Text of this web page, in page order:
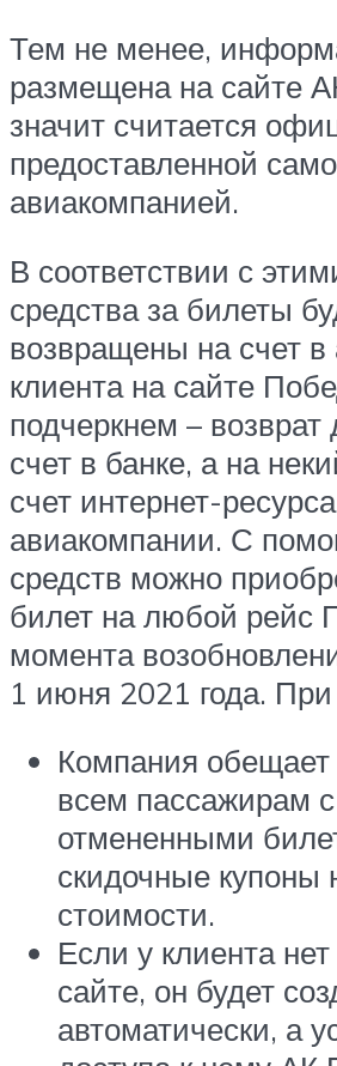
Тем не менее,
размещена на сайте
значит считается
предоставленной
авиакомпанией.
В соответствии с
средства за билеты
возвращены на счет в
клиента на сайте
подчеркнем – возврат
счет в банке, а на
счет интернет-ресурса
авиакомпании. С
средств можно
билет на любой рейс
момента
1 июня 2021 года. При
Компания обещает
всем пассажирам с
отмененными
скидочные купоны
стоимости.
Если у клиента
сайте, он будет
автоматически, а